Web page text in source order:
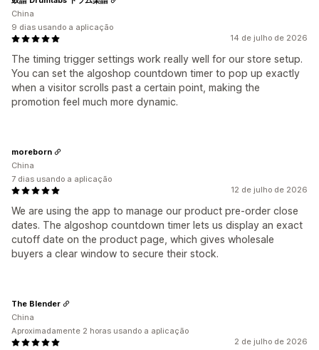
14 de julho de 2026
The timing trigger settings work really well for our store setup.
You can set the algoshop countdown timer to pop up exactly
when a visitor scrolls past a certain point, making the
promotion feel much more dynamic.
China
9 dias usando a aplicação
12 de julho de 2026
We are using the app to manage our product pre-order close
dates. The algoshop countdown timer lets us display an exact
cutoff date on the product page, which gives wholesale
buyers a clear window to secure their stock.
moreborn
China
7 dias usando a aplicação
2 de julho de 2026
The Blender
China
Aproximadamente 2 horas usando a aplicação